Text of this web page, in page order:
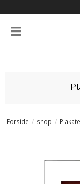
Forside / shop /